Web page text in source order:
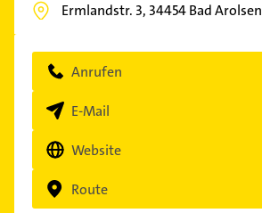
Ermlandstr. 3, 34454Bad Arolsen
Anrufen
E-Mail
Website
Route